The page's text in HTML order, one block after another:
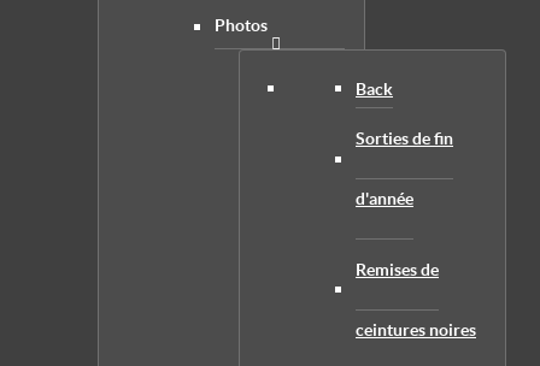
Photos
Back
Sorties de fin
d'année
Remises de
ceintures noires